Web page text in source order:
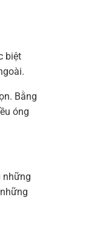
biệt
Bằng
óng
những